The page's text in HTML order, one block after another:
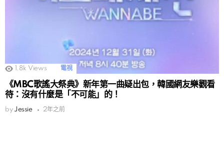
1.8k Views 電視
《MBC歌謠大祭典》新年第一曲疑出包，韓國網友樂觀看
待：沒有什麼是「不可能」的！
by Jessie 2年之前